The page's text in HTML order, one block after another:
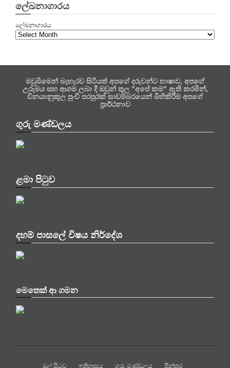
ලේඛනාගාරය
ලේඛනාගාරය
මවුබිමෙන් බැහැරව සිටියත් අපගේ දරුවන්ට භාෂාව, අපගේ
උරුමය සහ ආගම ලබා දී ඔවුන් තුල "අපේ කම" ඇති කරමින්,
විනයානුකූල පුංචි පරපුරක් සාඩම්බරයෙන් බිහිකිරීම අපගේ
ප්‍රාර්ථනාව
ගුරු මණ්ඩලය
ළමා පිටුව
දහම් පාසලේ විෂය නිර්දේශ
මෙතෙක් ආ ගමන
මුල් පිටුව ඉතිහාසය ගුරු මණ්ඩලය පින්තූර